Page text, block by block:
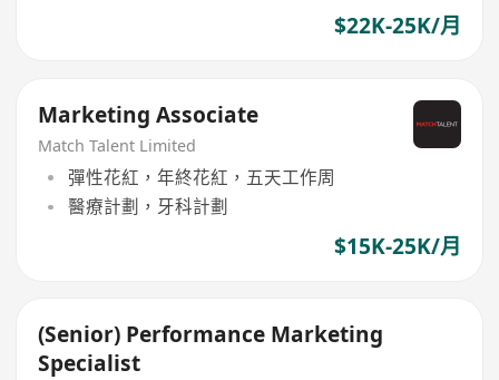
$22K-25K/月
Marketing Associate
Match Talent Limited
彈性花紅，年終花紅，五天工作周
醫療計劃，牙科計劃
$15K-25K/月
(Senior) Performance Marketing
Specialist